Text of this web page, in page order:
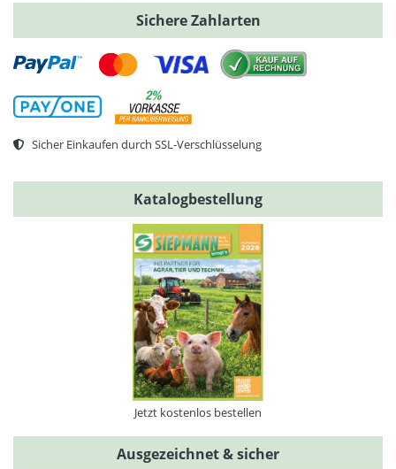
Sichere Zahlarten
Sicher Einkaufen durch SSL-Verschlüsselung
Katalogbestellung
Jetzt kostenlos bestellen
Ausgezeichnet & sicher